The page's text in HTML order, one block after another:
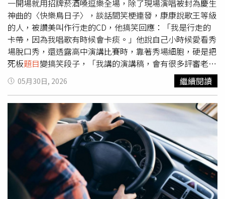
勳，黃仁勳答對題目後不僅捐出獎金還把紅包一起捐出共兩
百萬韓幣，全數捐贈給兒童公益相關單位，再次展現其重視
教育與回饋社會的企業家精神。
與黃仁勳見面吃飯。日前他與隊友Keria、Oner登上LCK官
方節目《Lolly Night》接受問答挑戰，其中一道題目要他們
在「與女團成員漫步漢江」、「和世界頂級職業選手組隊打
《英雄聯盟》」以及「與科技企業領袖共進炸雞晚餐」之間
做出選擇。結果Faker與Keria不約而同選擇第三個選項。
Keria認為，成功人士的經驗值得學習，能從交流中獲得啟
發；至於Faker則給出相當逗趣的理由。他坦言當時肚子正
餓著，笑說：「感覺他們應該會請客吧，應該會吃得特別
香。」一句話讓現場瞬間笑翻，也讓粉絲見識到這位電競天
王幽默的一面。Faker過去就曾公開表示希望有機會與黃仁
勳見面吃飯。（圖／翻攝X @T1LoL）
一開場就用招牌菸酒嗓逗樂全場，除了現場演唱被封為慶生
神曲的〈快樂鳥日子〉，談話間笑梗連發，康康說歌王等級
的人，被讚美叫作行走的CD，他搞笑回應：「我是行走的
卡帶，因為我唱歌有時候會卡痰。」他說自己小時候愛看秀
場脫口秀，還透露高中演講比賽時，靠著秀場細胞，硬是把
死板題目變搞笑段子，「我講的演講稿，會有很多評審老
師，聽了在那邊拍桌子然後笑」，康康說演講比賽和其他選
手同分，但他最後得到第二名，因為第一名要代表學校去競
爭，所以第一名都是那種模範生。康康自爆年少時不愛讀
書，高工畢業那年為了參加「楊烈盃歌唱比賽」，大膽瞞著
父親，找學長代考期末考，「初賽跟複賽都過了，決賽就和
期末考撞期，我就請學長幫我代考，跑去參加歌唱比賽」，
但監考是康康的導師，代考當場抓包，於是就留級了，他說
建築科要學製圖，學測量，去工地實習，康康說太工整的日
子他沒興趣，「直線都畫不好，但素描還可以」，高中時期
人緣好，包括校長都很喜歡他，「他就是喜歡我才把我留下
來」，這些現在講很好笑的事，在當時他覺得很可怕。康康
05月30日, 2026 繼續閱讀